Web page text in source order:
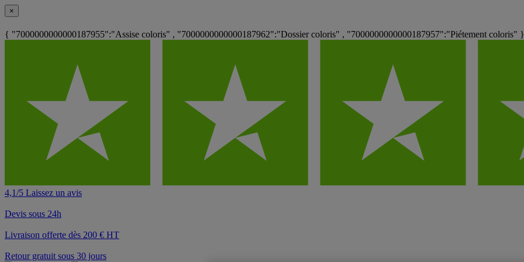
×
{ "7000000000000187955":"Assise coloris" , "7000000000000187962":"Dossier coloris" , "7000000000000187957":"Piétement coloris" }
4,1/5 Laissez un avis
Devis sous 24h
Livraison offerte dès 200 € HT
Retour gratuit sous 30 jours